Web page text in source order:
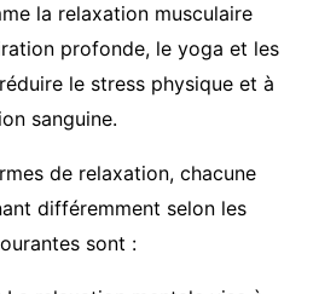
la relaxation musculaire
profonde, le yoga et les
le stress physique et à
sanguine.
de relaxation, chacune
différemment selon les
sont :